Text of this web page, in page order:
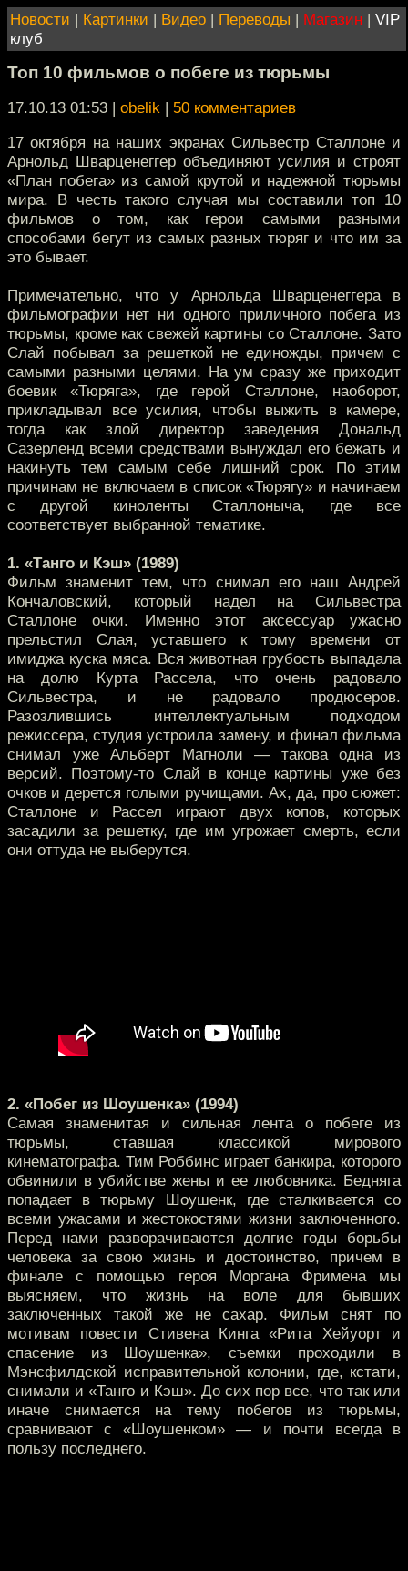
Новости | Картинки | Видео | Переводы | Магазин | VIP
клуб
Топ 10 фильмов о побеге из тюрьмы
17.10.13 01:53 | obelik | 50 комментариев
17 октября на наших экранах Сильвестр Сталлоне и
Арнольд Шварценеггер объединяют усилия и строят
«План побега» из самой крутой и надежной тюрьмы
мира. В честь такого случая мы составили топ 10
фильмов о том, как герои самыми разными
способами бегут из самых разных тюряг и что им за
это бывает.
Примечательно, что у Арнольда Шварценеггера в
фильмографии нет ни одного приличного побега из
тюрьмы, кроме как свежей картины со Сталлоне. Зато
Слай побывал за решеткой не единожды, причем с
самыми разными целями. На ум сразу же приходит
боевик «Тюряга», где герой Сталлоне, наоборот,
прикладывал все усилия, чтобы выжить в камере,
тогда как злой директор заведения Дональд
Сазерленд всеми средствами вынуждал его бежать и
накинуть тем самым себе лишний срок. По этим
причинам не включаем в список «Тюрягу» и начинаем
с другой киноленты Сталлоныча, где все
соответствует выбранной тематике.
1. «Танго и Кэш» (1989)
Фильм знаменит тем, что снимал его наш Андрей
Кончаловский, который надел на Сильвестра
Сталлоне очки. Именно этот аксессуар ужасно
прельстил Слая, уставшего к тому времени от
имиджа куска мяса. Вся животная грубость выпадала
на долю Курта Рассела, что очень радовало
Сильвестра, и не радовало продюсеров.
Разозлившись интеллектуальным подходом
режиссера, студия устроила замену, и финал фильма
снимал уже Альберт Магноли — такова одна из
версий. Поэтому-то Слай в конце картины уже без
очков и дерется голыми ручищами. Ах, да, про сюжет:
Сталлоне и Рассел играют двух копов, которых
засадили за решетку, где им угрожает смерть, если
они оттуда не выберутся.
2. «Побег из Шоушенка» (1994)
Самая знаменитая и сильная лента о побеге из
тюрьмы, ставшая классикой мирового
кинематографа. Тим Роббинс играет банкира, которого
обвинили в убийстве жены и ее любовника. Бедняга
попадает в тюрьму Шоушенк, где сталкивается со
всеми ужасами и жестокостями жизни заключенного.
Перед нами разворачиваются долгие годы борьбы
человека за свою жизнь и достоинство, причем в
финале с помощью героя Моргана Фримена мы
выясняем, что жизнь на воле для бывших
заключенных такой же не сахар. Фильм снят по
мотивам повести Стивена Кинга «Рита Хейуорт и
спасение из Шоушенка», съемки проходили в
Мэнсфилдской исправительной колонии, где, кстати,
снимали и «Танго и Кэш». До сих пор все, что так или
иначе снимается на тему побегов из тюрьмы,
сравнивают с «Шоушенком» — и почти всегда в
пользу последнего.